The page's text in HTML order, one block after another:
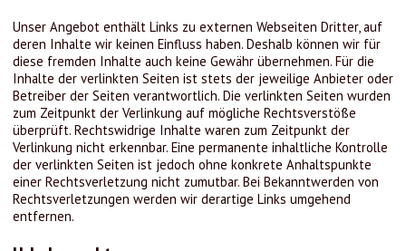
Unser Angebot enthält Links zu externen Webseiten Dritter, auf
deren Inhalte wir keinen Einfluss haben. Deshalb können wir für
diese fremden Inhalte auch keine Gewähr übernehmen. Für die
Inhalte der verlinkten Seiten ist stets der jeweilige Anbieter oder
Betreiber der Seiten verantwortlich. Die verlinkten Seiten wurden
zum Zeitpunkt der Verlinkung auf mögliche Rechtsverstöße
überprüft. Rechtswidrige Inhalte waren zum Zeitpunkt der
Verlinkung nicht erkennbar. Eine permanente inhaltliche Kontrolle
der verlinkten Seiten ist jedoch ohne konkrete Anhaltspunkte
einer Rechtsverletzung nicht zumutbar. Bei Bekanntwerden von
Rechtsverletzungen werden wir derartige Links umgehend
entfernen.